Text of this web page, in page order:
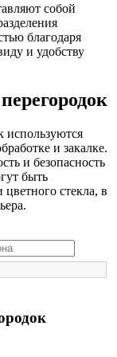
собой
благодаря
и удобству
используются
и закалке.
и безопасность
быть
стекла, в